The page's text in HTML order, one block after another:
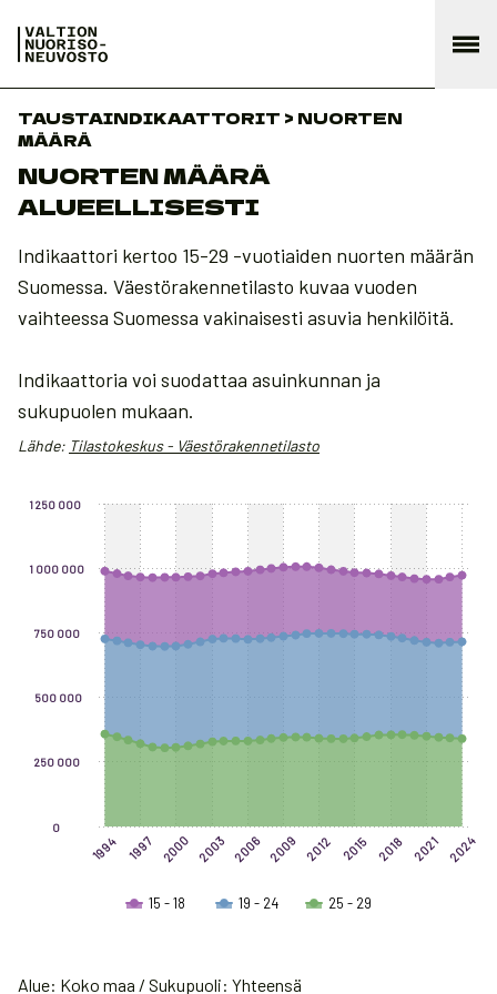
TAUSTAINDIKAATTORIT > NUORTEN
MÄÄRÄ
NUORTEN MÄÄRÄ
ALUEELLISESTI
Indikaattori kertoo 15-29 -vuotiaiden nuorten määrän
Suomessa. Väestörakennetilasto kuvaa vuoden
vaihteessa Suomessa vakinaisesti asuvia henkilöitä.
Indikaattoria voi suodattaa asuinkunnan ja
sukupuolen mukaan.
Lähde: Tilastokeskus - Väestörakennetilasto
Chart
Chart with 3 data series.
The chart has 1 X axis displaying categories.
The chart has 1 Y axis displaying values. Data ranges from
1994 1997 2000 2003 2006 2009 2012 2015 2018 2021 2024
15 - 18 19 - 24 25 - 29
0
250 000
500 000
750 000
1 000 000
1 250 000
Alue: Koko maa / Sukupuoli: Yhteensä